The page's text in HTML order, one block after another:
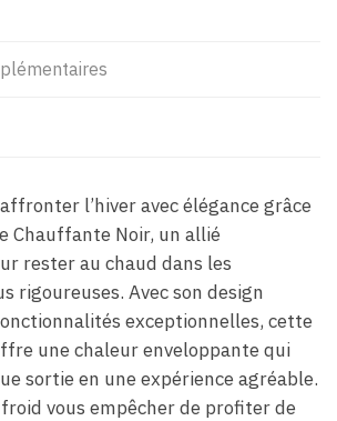
l’hiver avec élégance grâce
Chauffante Noir, un allié
rester au chaud dans les
rigoureuses. Avec son design
exceptionnelles, cette
une chaleur enveloppante qui
sortie en une expérience agréable.
vous empêcher de profiter de